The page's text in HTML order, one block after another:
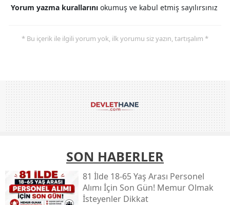
Yorum yazma kurallarını okumuş ve kabul etmiş sayılırsınız
* Bu içerik ile ilgili yorum yok, ilk yorumu siz yazın, tartışalım *
SON HABERLER
81 İlde 18-65 Yaş Arası Personel
Alımı İçin Son Gün! Memur Olmak
İsteyenler Dikkat